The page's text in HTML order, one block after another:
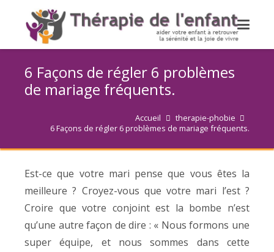
6 Façons de régler 6 problèmes
de mariage fréquents.
Accueil
therapie-phobie
6 Façons de régler 6 problèmes de mariage fréquents.
Est-ce que votre mari pense que vous êtes la
meilleure ? Croyez-vous que votre mari l’est ?
Croire que votre conjoint est la bombe n’est
qu’une autre façon de dire : « Nous formons une
super équipe, et nous sommes dans cette